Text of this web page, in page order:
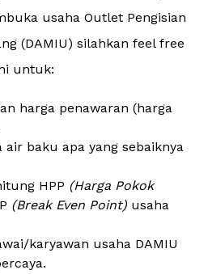
usaha Outlet Pengisian
(DAMIU) silahkan feel free
untuk:
harga penawaran (harga
baku apa yang sebaiknya
HPP (Harga Pokok
(Break Even Point) usaha
karyawan usaha DAMIU